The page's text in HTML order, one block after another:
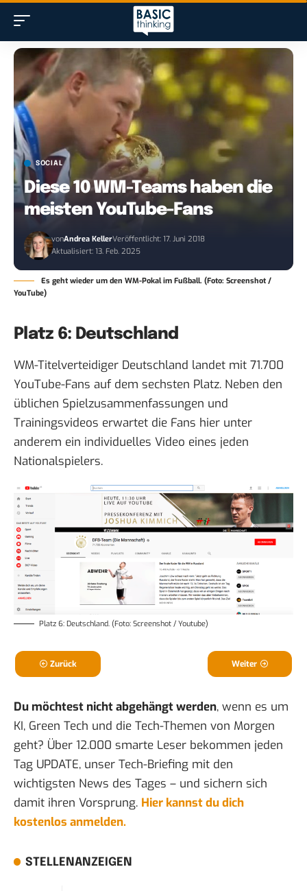
SOCIAL
Diese 10 WM-Teams haben die
meisten YouTube-Fans
vonAndrea KellerVeröffentlicht: 17. Juni 2018
Aktualisiert: 13. Feb. 2025
Es geht wieder um den WM-Pokal im Fußball. (Foto: Screenshot /
YouTube)
Platz 6: Deutschland
WM-Titelverteidiger Deutschland landet mit 71.700
YouTube-Fans auf dem sechsten Platz. Neben den
üblichen Spielzusammenfassungen und
Trainingsvideos erwartet die Fans hier unter
anderem ein individuelles Video eines jeden
Nationalspielers.
Platz 6: Deutschland. (Foto: Screenshot / Youtube)
Zurück Weiter
Du möchtest nicht abgehängt werden, wenn es um
KI, Green Tech und die Tech-Themen von Morgen
geht? Über 12.000 smarte Leser bekommen jeden
Tag UPDATE, unser Tech-Briefing mit den
wichtigsten News des Tages – und sichern sich
damit ihren Vorsprung. Hier kannst du dich
kostenlos anmelden.
STELLENANZEIGEN